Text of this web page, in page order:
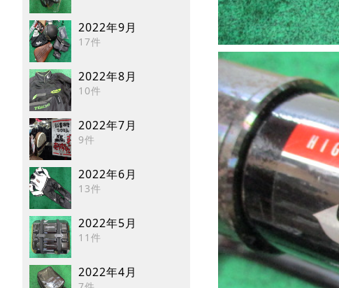
2022年9月
17件
2022年8月
10件
2022年7月
9件
2022年6月
13件
2022年5月
11件
2022年4月